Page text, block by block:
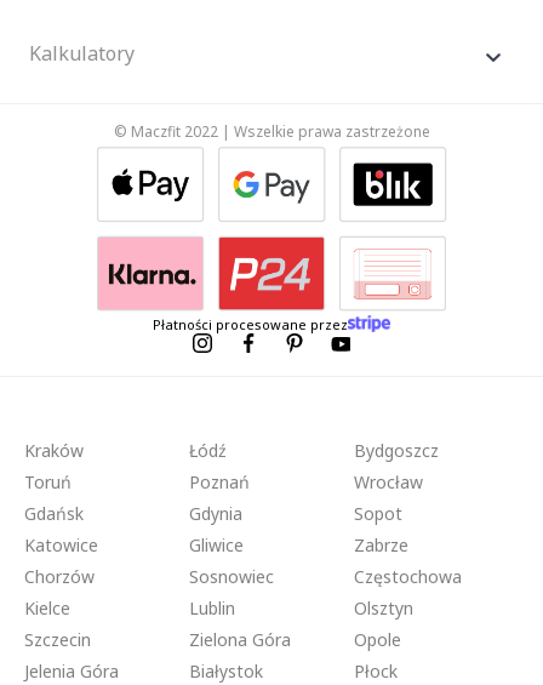
Kalkulatory
© Maczfit 2022 | Wszelkie prawa zastrzeżone
Płatności procesowane przez
Kraków Łódź
Bydgoszcz
Toruń
Poznań
Wrocław
Gdańsk
Gdynia
Sopot
Katowice
Gliwice
Zabrze
Chorzów
Sosnowiec
Częstochowa
Kielce
Lublin
Olsztyn
Szczecin
Zielona Góra
Opole
Jelenia Góra
Białystok Płock